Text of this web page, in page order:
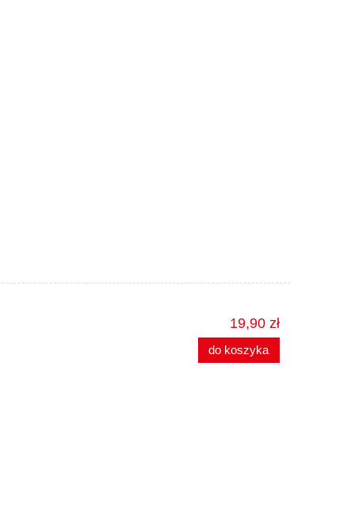
19,90 zł
do koszyka